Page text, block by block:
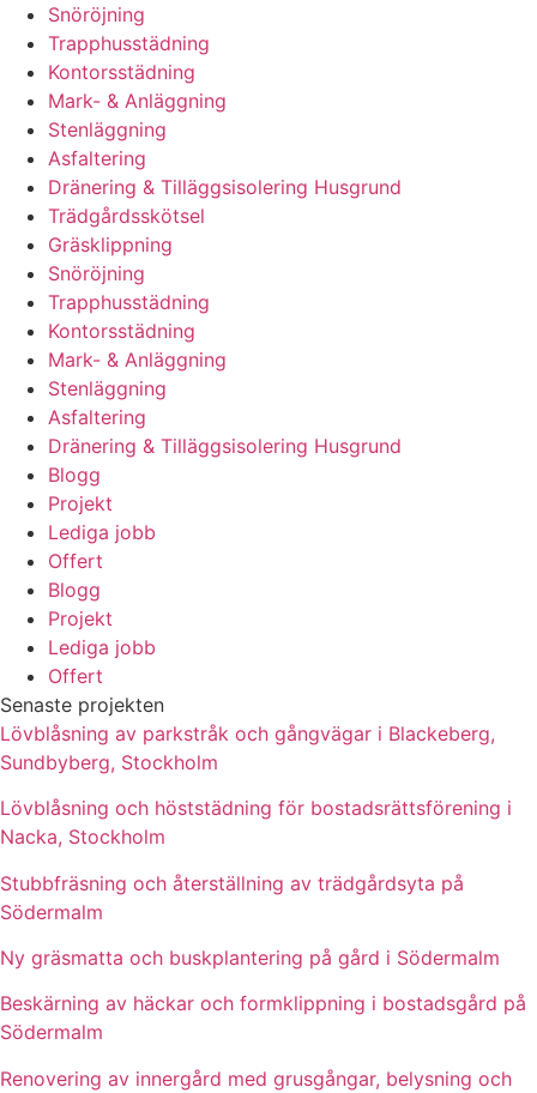
Snöröjning
Trapphusstädning
Kontorsstädning
Mark- & Anläggning
Stenläggning
Asfaltering
Dränering & Tilläggsisolering Husgrund
Trädgårdsskötsel
Gräsklippning
Snöröjning
Trapphusstädning
Kontorsstädning
Mark- & Anläggning
Stenläggning
Asfaltering
Dränering & Tilläggsisolering Husgrund
Blogg
Projekt
Lediga jobb
Offert
Blogg
Projekt
Lediga jobb
Offert
Senaste projekten
Lövblåsning av parkstråk och gångvägar i Blackeberg,
Sundbyberg, Stockholm
Lövblåsning och höststädning för bostadsrättsförening i
Nacka, Stockholm
Stubbfräsning och återställning av trädgårdsyta på
Södermalm
Ny gräsmatta och buskplantering på gård i Södermalm
Beskärning av häckar och formklippning i bostadsgård på
Södermalm
Renovering av innergård med grusgångar, belysning och